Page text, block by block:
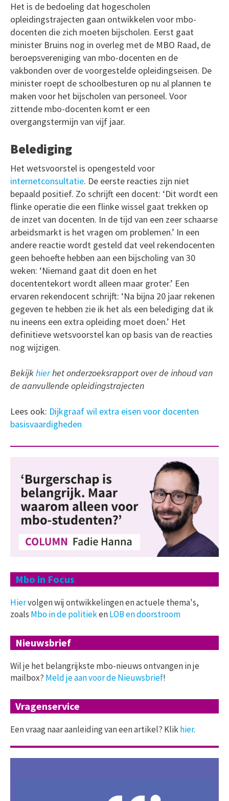
Het is de bedoeling dat hogescholen
opleidingstrajecten gaan ontwikkelen voor mbo-
docenten die zich moeten bijscholen. Eerst gaat
minister Bruins nog in overleg met de MBO Raad, de
beroepsvereniging van mbo-docenten en de
vakbonden over de voorgestelde opleidingseisen. De
minister roept de schoolbesturen op nu al plannen te
maken voor het bijscholen van personeel. Voor
zittende mbo-docenten komt er een
overgangstermijn van vijf jaar.
Belediging
Het wetsvoorstel is opengesteld voor
internetconsultatie. De eerste reacties zijn niet
bepaald positief. Zo schrijft een docent: ‘Dit wordt een
flinke operatie die een flinke wissel gaat trekken op
de inzet van docenten. In de tijd van een zeer schaarse
arbeidsmarkt is het vragen om problemen.’ In een
andere reactie wordt gesteld dat veel rekendocenten
geen behoefte hebben aan een bijscholing van 30
weken: ‘Niemand gaat dit doen en het
docententekort wordt alleen maar groter.’ Een
ervaren rekendocent schrijft: ‘Na bijna 20 jaar rekenen
gegeven te hebben zie ik het als een belediging dat ik
nu ineens een extra opleiding moet doen.’ Het
definitieve wetsvoorstel kan op basis van de reacties
nog wijzigen.
Bekijkhierhet onderzoeksrapport over de inhoud van
de aanvullende opleidingstrajecten
Lees ook: Dijkgraaf wil extra eisen voor docenten
basisvaardigheden
Mbo in Focus
Hiervolgen wij ontwikkelingen en actuele thema's,
zoals Mbo in de politiekenLOB en doorstroom
Nieuwsbrief
Wil je het belangrijkste mbo-nieuws ontvangen in je
mailbox? Meld je aan voor de Nieuwsbrief!
Vragenservice
Een vraag naar aanleiding van een artikel? Klikhier.